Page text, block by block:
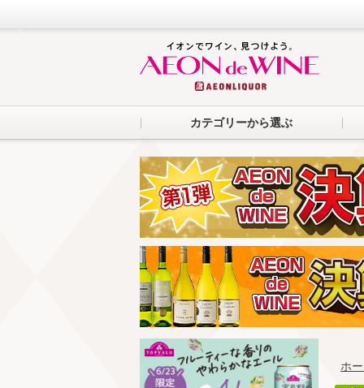
カテゴリーから選ぶ
ホ